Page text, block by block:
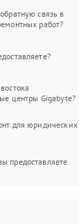
связь в
работ?
центры Gigabyte?
для юридических
предоставляете